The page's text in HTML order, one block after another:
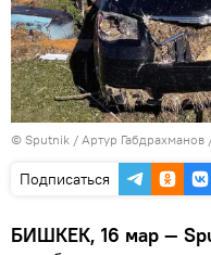
© Sputnik / Артур Габдрахманов
Подписаться
БИШКЕК, 16 мар —